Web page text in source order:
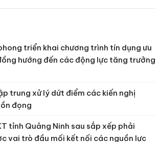
triển khai chương trình tín dụng ưu
hướng đến các động lực tăng trưởng
trung xử lý dứt điểm các kiến nghị
đọng
tỉnh Quảng Ninh sau sắp xếp phải
vai trò đầu mối kết nối các nguồn lực